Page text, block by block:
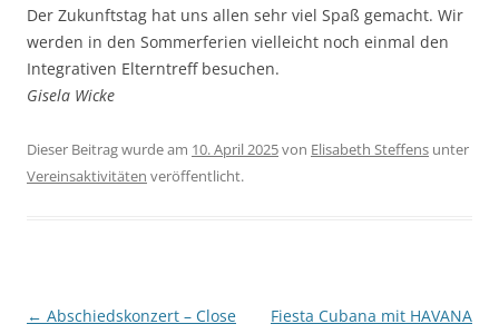
Der Zukunftstag hat uns allen sehr viel Spaß gemacht. Wir
werden in den Sommerferien vielleicht noch einmal den
Integrativen Elterntreff besuchen.
Gisela Wicke
Dieser Beitrag wurde am 10. April 2025von Elisabeth Steffens unter
Vereinsaktivitäten veröffentlicht.
Beitragsnavigation
← Abschiedskonzert – Close
Fiesta Cubana mit HAVANA